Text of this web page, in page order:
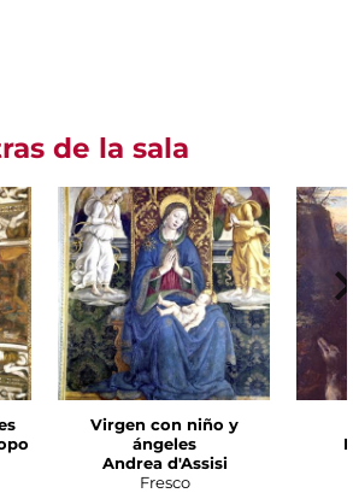
de la sala
Virgen con niño y
ángeles
Andrea d'Assisi
Fresco